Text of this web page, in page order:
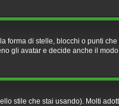
forma di stelle, blocchi o punti
gli avatar e decide anche il
stile che stai usando). Molti